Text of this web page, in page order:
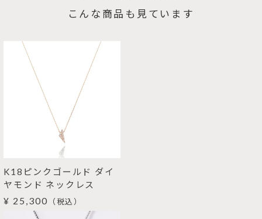
こんな商品も見ています
K18ピンクゴールド ダイ
ヤモンド ネックレス
¥ 25,300 （税込）